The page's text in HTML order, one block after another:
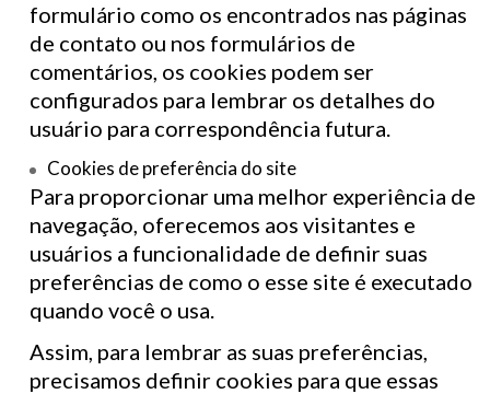
formulário como os encontrados nas páginas
de contato ou nos formulários de
comentários, os cookies podem ser
configurados para lembrar os detalhes do
usuário para correspondência futura.
Cookies de preferência do site
Para proporcionar uma melhor experiência de
navegação, oferecemos aos visitantes e
usuários a funcionalidade de definir suas
preferências de como o esse site é executado
quando você o usa.
Assim, para lembrar as suas preferências,
precisamos definir cookies para que essas